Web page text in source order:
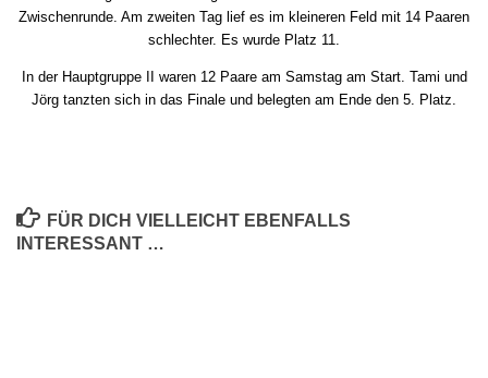
Zwischenrunde. Am zweiten Tag lief es im kleineren Feld mit 14 Paaren
schlechter. Es wurde Platz 11.
In der Hauptgruppe II waren 12 Paare am Samstag am Start. Tami und
Jörg tanzten sich in das Finale und belegten am Ende den 5. Platz.
FÜR DICH VIELLEICHT EBENFALLS
INTERESSANT …